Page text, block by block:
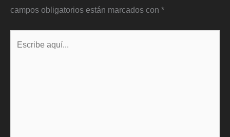
campos obligatorios están marcados con *